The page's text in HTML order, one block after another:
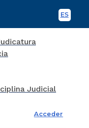
ES
Acceder